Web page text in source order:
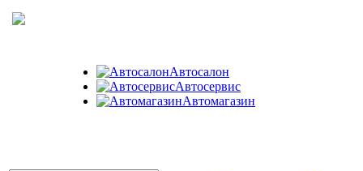
Автосалон
Автосервис
Автомагазин